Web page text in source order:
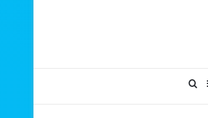
إضافة عمود جانبي
بحث عن